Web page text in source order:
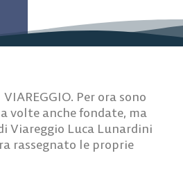
VIAREGGIO. Per ora sono
volte anche fondate, ma
Viareggio Luca Lunardini
rassegnato le proprie